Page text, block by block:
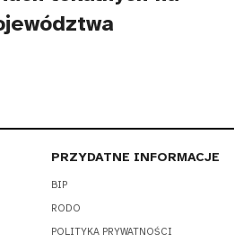
PRZYDATNE INFORMACJE
BIP
RODO
POLITYKA PRYWATNOŚCI